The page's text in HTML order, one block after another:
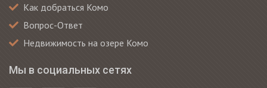
Как добраться Комо
Вопрос-Ответ
Недвижимость на озере Комо
Мы в социальных сетях